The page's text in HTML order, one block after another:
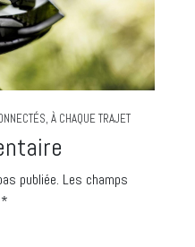
À CHAQUE TRAJET
publiée. Les champs
*